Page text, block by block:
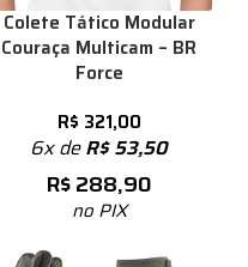
Colete Tático Modular
Couraça Multicam – BR
Force
R$ 321,00
6x deR$53,50
R$288,90
no PIX